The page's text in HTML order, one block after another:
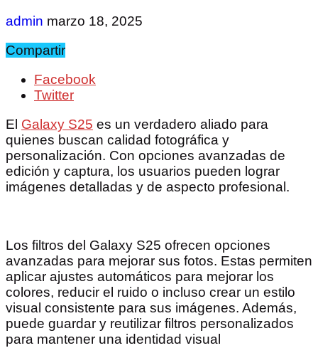
admin marzo 18, 2025
Compartir
Facebook
Twitter
El Galaxy S25 es un verdadero aliado para
quienes buscan calidad fotográfica y
personalización. Con opciones avanzadas de
edición y captura, los usuarios pueden lograr
imágenes detalladas y de aspecto profesional.
Los filtros del Galaxy S25 ofrecen opciones
avanzadas para mejorar sus fotos. Estas permiten
aplicar ajustes automáticos para mejorar los
colores, reducir el ruido o incluso crear un estilo
visual consistente para sus imágenes. Además,
puede guardar y reutilizar filtros personalizados
para mantener una identidad visual